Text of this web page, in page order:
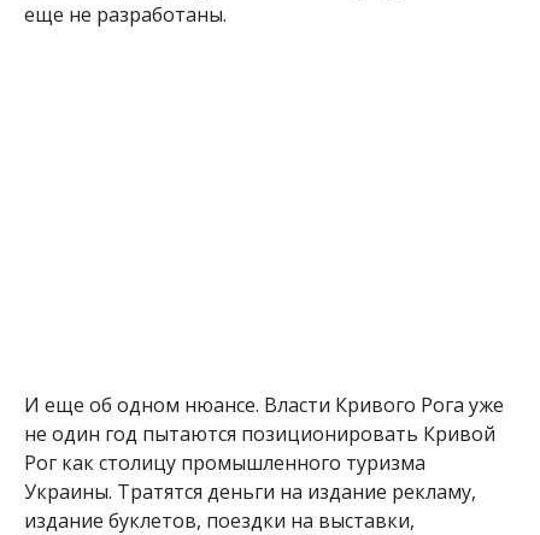
еще не разработаны.
И еще об одном нюансе. Власти Кривого Рога уже
не один год пытаются позиционировать Кривой
Рог как столицу промышленного туризма
Украины. Тратятся деньги на издание рекламу,
издание буклетов, поездки на выставки,